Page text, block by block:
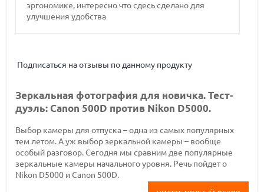
эргономике, интересно что сдесь сделано для
улучшения удобства
Подписаться на отзывы по данному продукту
Зеркальная фотография для новичка. Тест-
дуэль: Canon 500D против Nikon D5000.
Выбор камеры для отпуска – одна из самых популярных
тем летом. А уж выбор зеркальной камеры – вообще
особый разговор. Сегодня мы сравним две популярные
зеркальные камеры начального уровня. Речь пойдет о
Nikon D5000 и Canon 500D.